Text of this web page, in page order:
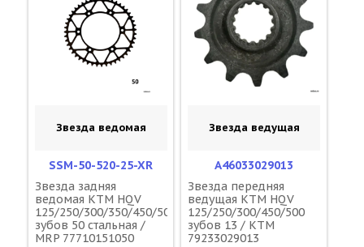
Звезда ведомая
SSM-50-520-25-XR
Звезда задняя
ведомая KTM HQV
125/250/300/350/450/500
зубов 50 стальная /
MRP 77710151050
Звезда ведущая
A46033029013
Звезда передняя
ведущая KTM HQV
125/250/300/450/500
зубов 13 / KTM
79233029013